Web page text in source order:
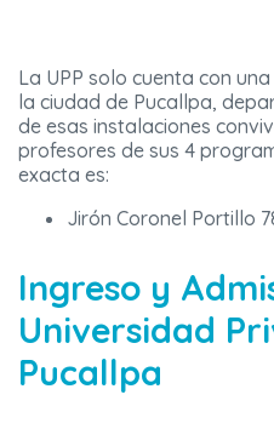
La UPP solo cuenta con
la ciudad de Pucallpa,
de esas instalaciones
profesores de sus 4
exacta es:
Jirón Coronel Portillo
Ingreso y
Universidad
Pucallpa